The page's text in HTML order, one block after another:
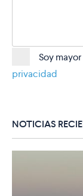
Soy
privacidad
NOTICIAS